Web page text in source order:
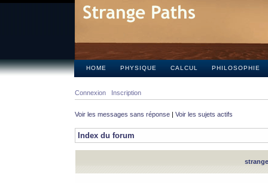
HOME PHYSIQUE CALCUL PHILOSOPHIE
Connexion Inscription
Voir les messages sans réponse | Voir les sujets actifs
Index du forum